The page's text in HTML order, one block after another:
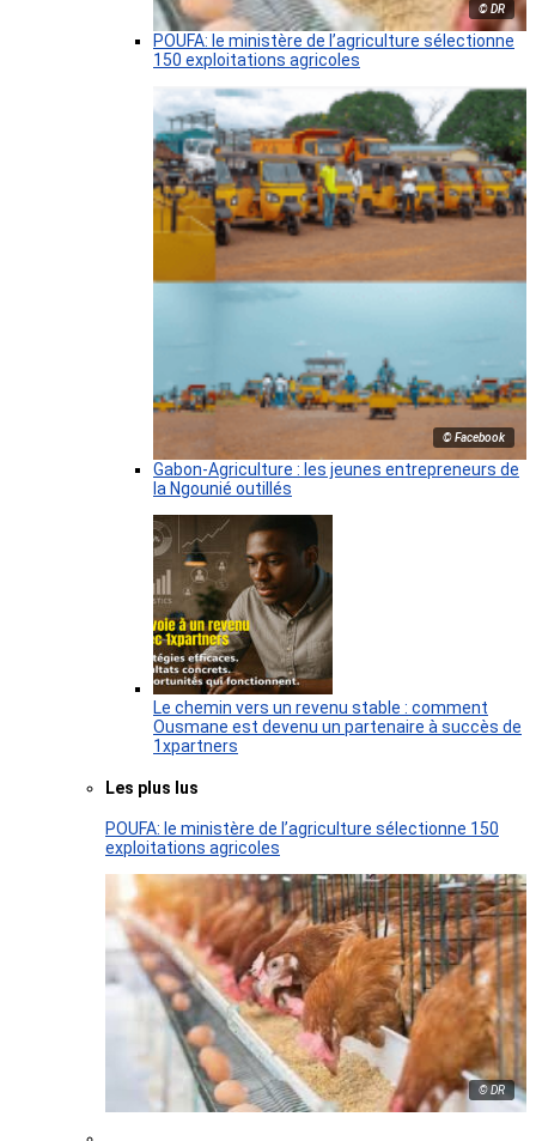
© DR
POUFA: le ministère de l’agriculture sélectionne
150 exploitations agricoles
© Facebook
Gabon-Agriculture : les jeunes entrepreneurs de
la Ngounié outillés
Le chemin vers un revenu stable : comment
Ousmane est devenu un partenaire à succès de
1xpartners
Les plus lus
POUFA: le ministère de l’agriculture sélectionne 150
exploitations agricoles
© DR